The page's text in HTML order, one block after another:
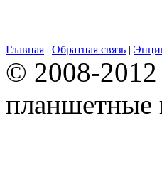
Главная | Обратная связь |
© 2008-2012